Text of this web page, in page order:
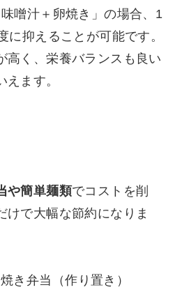
噌汁＋卵焼き」の場合、1
に抑えることが可能です。
高く、栄養バランスも良い
ます。
や簡単麺類でコストを削
けで大幅な節約になりま
き弁当（作り置き）